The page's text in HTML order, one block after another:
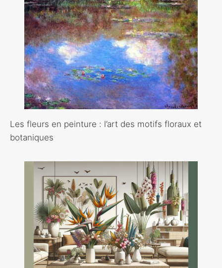
Les fleurs en peinture : l’art des motifs floraux et
botaniques